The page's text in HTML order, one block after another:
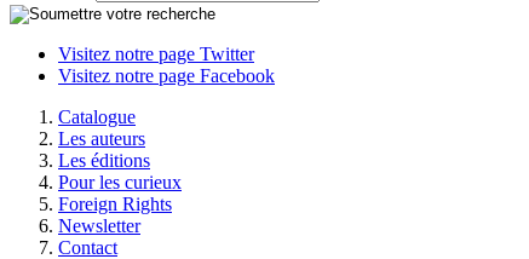
Visitez notre page Twitter
Visitez notre page Facebook
Catalogue
Les auteurs
Les éditions
Pour les curieux
Foreign Rights
Newsletter
Contact